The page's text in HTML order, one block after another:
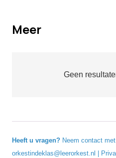
Meer
Geen
Heeft u vragen? Neem contact
orkestindeklas@leerorkest.nl